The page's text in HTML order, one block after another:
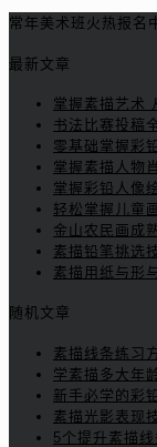
常年美术班火热报名
最新文章
掌握素描艺术
书法比赛投稿
零基础掌握彩
掌握素描人物
掌握彩铅人像
轻松掌握儿童
金山农民画成
素描铅笔挑选
素描用纸与形
随机文章
素描线条练习
学素描多大年
新手必学的彩
素描光影表现
5个提升素描